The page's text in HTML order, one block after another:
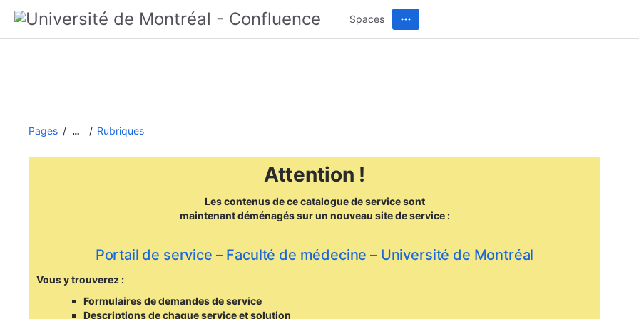
Spaces
Pages … Rubriques
Attention !
Les contenus de ce catalogue de service sont
maintenant déménagéssur un nouveau sitede service :
Portail de service – Faculté de médecine – Université de Montréal
Vous y trouverez :
Formulaires de demandes de service
Descriptions de chaque service et solution